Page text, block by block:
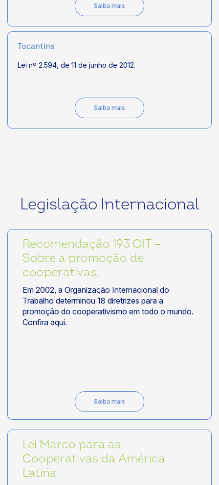
Saiba mais
Tocantins
Lei nº 2.594, de 11 de junho de 2012.
Saiba mais
Legislação Internacional
Recomendação 193 OIT –
Sobre a promoção de
cooperativas.
Em 2002, a Organização Internacional do
Trabalho determinou 18 diretrizes para a
promoção do cooperativismo em todo o mundo.
Confira aqui.
Saiba mais
Lei Marco para as
Cooperativas da América
Latina